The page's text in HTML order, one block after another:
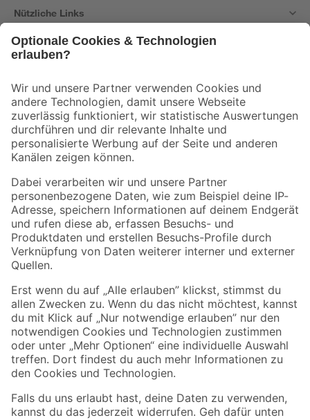
Nützliche Links
Der toom Newsletter: Keine Angebote und Aktionen mehr verpassen!
Zur Newsletter Anmeldung
Folge uns
Zahlungsarten Versandarten
Sicher einkaufen
Jetzt die toom-App herunterladen
Alle Preisangaben in EUR inkl. gesetzl. MwSt.. Die dargestellten Angebote sind unter